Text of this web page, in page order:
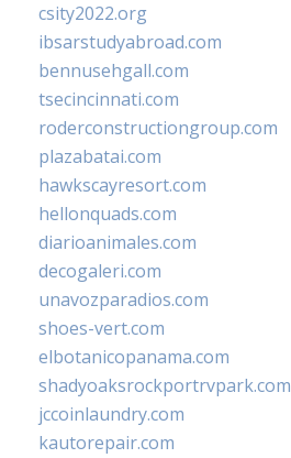
csity2022.org
ibsarstudyabroad.com
bennusehgall.com
tsecincinnati.com
roderconstructiongroup.com
plazabatai.com
hawkscayresort.com
hellonquads.com
diarioanimales.com
decogaleri.com
unavozparadios.com
shoes-vert.com
elbotanicopanama.com
shadyoaksrockportrvpark.com
jccoinlaundry.com
kautorepair.com